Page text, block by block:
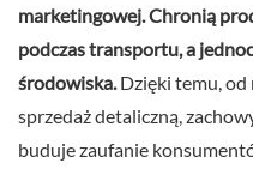
marketingowej. Chronią
podczas transportu, a
środowiska.Dzięki temu, od
sprzedaż detaliczną,
buduje zaufanie